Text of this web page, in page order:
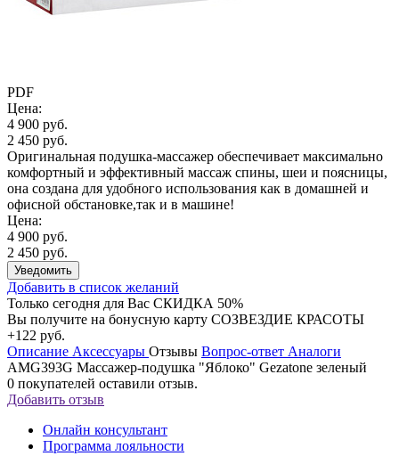
PDF
Цена:
4 900 руб.
2 450 руб.
Оригинальная подушка-массажер обеспечивает максимально
комфортный и эффективный массаж спины, шеи и поясницы,
она создана для удобного использования как в домашней и
офисной обстановке,так и в машине!
Цена:
4 900 руб.
2 450 руб.
Уведомить
Добавить в список желаний
Только сегодня для Вас СКИДКА 50%
Вы получите на бонусную карту СОЗВЕЗДИЕ КРАСОТЫ
+122 руб.
Описание Аксессуары Отзывы Вопрос-ответ Аналоги
AMG393G Массажер-подушка "Яблоко" Gezatone зеленый
0 покупателей оставили отзыв.
Добавить отзыв
Онлайн консультант
Программа лояльности